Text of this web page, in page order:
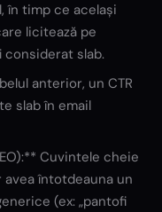
în timp ce același
licitează pe
considerat slab.
anterior, un CTR
slab în email
Cuvintele cheie
avea întotdeauna un
(ex: „pantofi